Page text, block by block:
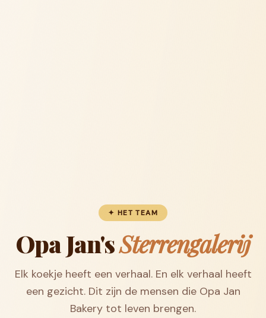
✦ HET TEAM
Opa Jan'sSterrengalerij
Elk koekje heeft een verhaal. En elk verhaal heeft
een gezicht. Dit zijn de mensen die Opa Jan
Bakery tot leven brengen.